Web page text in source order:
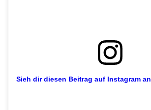
Sieh dir diesen Beitrag auf Instagram an